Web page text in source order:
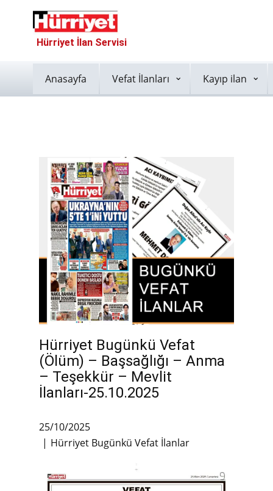
Hürriyet İlan Servisi
Anasayfa Vefat İlanları Kayıp ilan
Hürriyet Bugünkü Vefat
(Ölüm) – Başsağlığı – Anma
– Teşekkür – Mevlit
İlanları-25.10.2025
25/10/2025
Hürriyet Bugünkü Vefat İlanlar